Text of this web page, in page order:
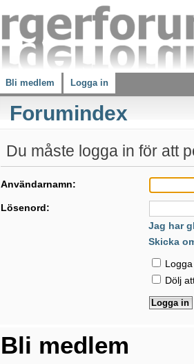
Bli medlem Logga in
Forumindex
Du måste logga in för att
Användarnamn:
Lösenord:
Jag har
Skicka
Dölj
Bli medlem